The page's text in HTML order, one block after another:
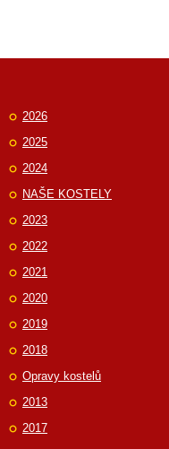
2026
2025
2024
NAŠE KOSTELY
2023
2022
2021
2020
2019
2018
Opravy kostelů
2013
2017